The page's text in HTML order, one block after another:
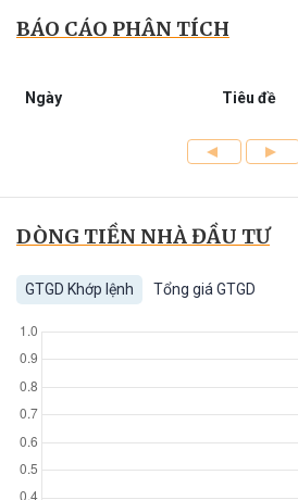
BÁO CÁO PHÂN TÍCH
Ngày Tiêu đề
DÒNG TIỀN NHÀ ĐẦU TƯ
GTGD Khớp lệnh Tổng giá GTGD